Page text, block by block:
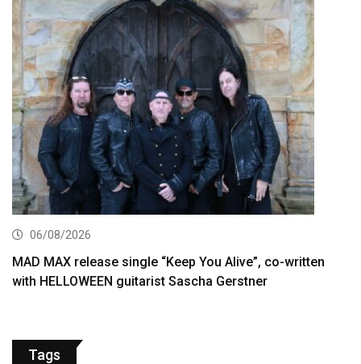
06/08/2026
MAD MAX release single “Keep You Alive”, co-written
with HELLOWEEN guitarist Sascha Gerstner
Tags